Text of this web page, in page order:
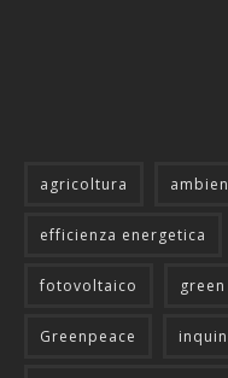
agricoltura
efficienza energetica
fotovoltaico
Greenpeace